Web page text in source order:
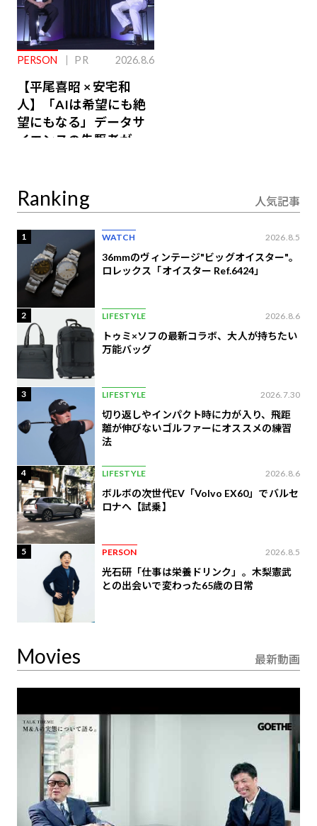
PERSON PR 2026.8.6
【平尾喜昭 × 安宅和
人】「AIは希望にも絶
望にもなる」データサ
イエンスの先駆者が語
Ranking 人気記事
1 WATCH 2026.8.5
36mmのヴィンテージ"ビッグオイスター"。
ロレックス「オイスター Ref.6424」
2 LIFESTYLE 2026.8.6
トゥミ×ソフの最新コラボ、大人が持ちたい
万能バッグ
3 LIFESTYLE 2026.7.30
切り返しやインパクト時に力が入り、飛距
離が伸びないゴルファーにオススメの練習
法
4 LIFESTYLE 2026.8.6
ボルボの次世代EV「Volvo EX60」でバルセ
ロナへ【試乗】
5 PERSON 2026.8.5
光石研「仕事は栄養ドリンク」。木梨憲武
との出会いで変わった65歳の日常
Movies 最新動画